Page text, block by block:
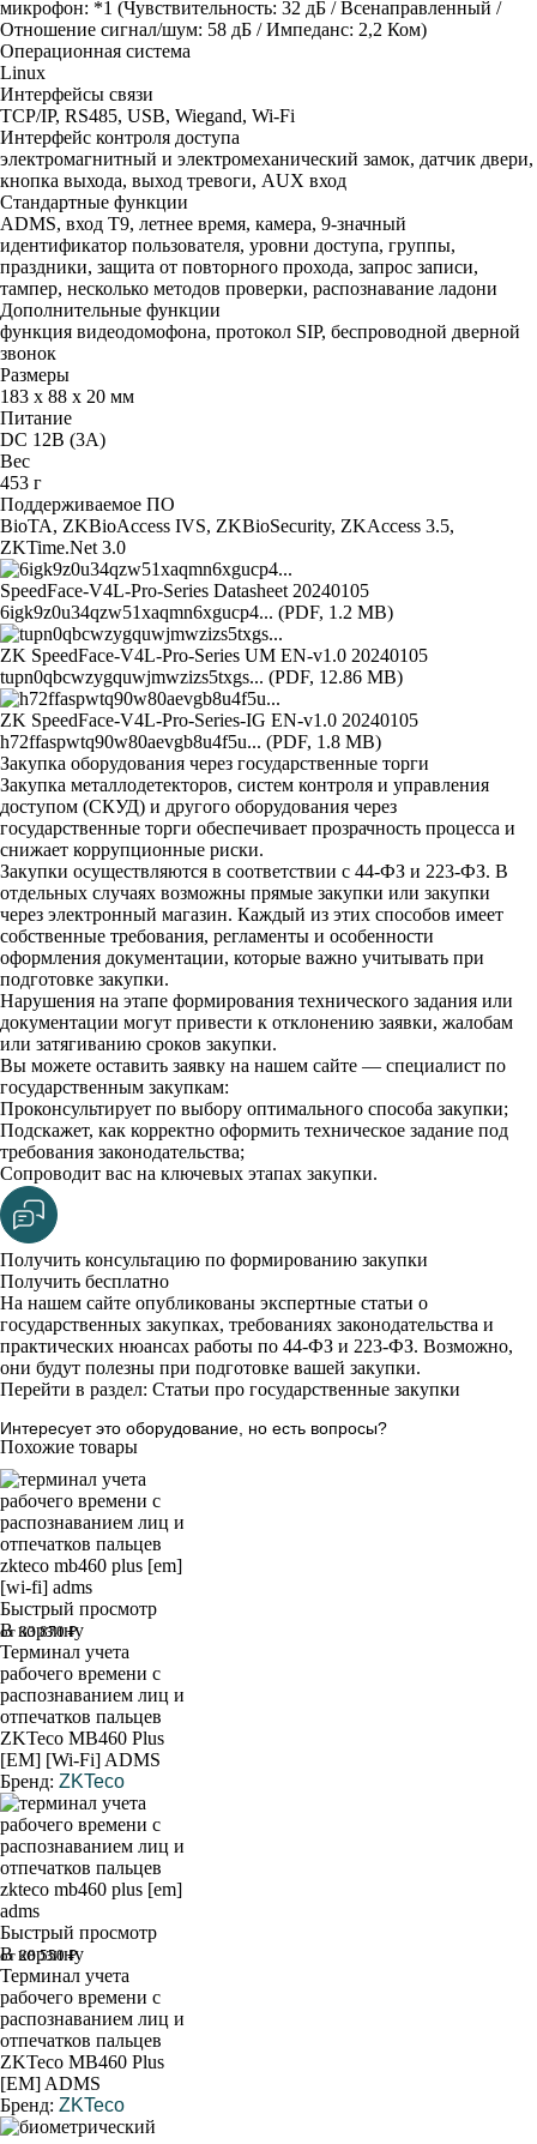
микрофон: *1 (Чувствительность: 32 дБ / Всенаправленный /
Отношение сигнал/шум: 58 дБ / Импеданс: 2,2 Ком)
Операционная система
Linux
Интерфейсы связи
TCP/IP, RS485, USB, Wiegand, Wi-Fi
Интерфейс контроля доступа
электромагнитный и электромеханический замок, датчик двери,
кнопка выхода, выход тревоги, AUX вход
Стандартные функции
ADMS, вход T9, летнее время, камера, 9-значный
идентификатор пользователя, уровни доступа, группы,
праздники, защита от повторного прохода, запрос записи,
тампер, несколько методов проверки, распознавание ладони
Дополнительные функции
функция видеодомофона, протокол SIP, беспроводной дверной
звонок
Размеры
183 х 88 х 20 мм
Питание
DC 12В (3A)
Вес
453 г
Поддерживаемое ПО
BioTA, ZKBioAccess IVS, ZKBioSecurity, ZKAccess 3.5,
ZKTime.Net 3.0
SpeedFace-V4L-Pro-Series Datasheet 20240105
6igk9z0u34qzw51xaqmn6xgucp4... (PDF, 1.2 MB)
ZK SpeedFace-V4L-Pro-Series UM EN-v1.0 20240105
tupn0qbcwzygquwjmwzizs5txgs... (PDF, 12.86 MB)
ZK SpeedFace-V4L-Pro-Series-IG EN-v1.0 20240105
h72ffaspwtq90w80aevgb8u4f5u... (PDF, 1.8 MB)
Закупка оборудования через государственные торги
Закупка металлодетекторов, систем контроля и управления
доступом (СКУД) и другого оборудования через
государственные торги обеспечивает прозрачность процесса и
снижает коррупционные риски.
Закупки осуществляются в соответствии с 44-ФЗ и 223-ФЗ. В
отдельных случаях возможны прямые закупки или закупки
через электронный магазин. Каждый из этих способов имеет
собственные требования, регламенты и особенности
оформления документации, которые важно учитывать при
подготовке закупки.
Нарушения на этапе формирования технического задания или
документации могут привести к отклонению заявки, жалобам
или затягиванию сроков закупки.
Вы можете оставить заявку на нашем сайте — специалист по
государственным закупкам:
Проконсультирует по выбору оптимального способа закупки;
Подскажет, как корректно оформить техническое задание под
требования законодательства;
Сопроводит вас на ключевых этапах закупки.
Получить консультацию по формированию закупки
Получить бесплатно
На нашем сайте опубликованы экспертные статьи о
государственных закупках, требованиях законодательства и
практических нюансах работы по 44-ФЗ и 223-ФЗ. Возможно,
они будут полезны при подготовке вашей закупки.
Перейти в раздел: Статьи про государственные закупки
Интересует это оборудование, но есть вопросы?
Похожие товары
Быстрый просмотр
В корзину
от 33 870 ₽
Терминал учета
рабочего времени с
распознаванием лиц и
отпечатков пальцев
ZKTeco MB460 Plus
[EM] [Wi-Fi] ADMS
Бренд: ZKTeco
Быстрый просмотр
В корзину
от 28 550 ₽
Терминал учета
рабочего времени с
распознаванием лиц и
отпечатков пальцев
ZKTeco MB460 Plus
[EM] ADMS
Бренд: ZKTeco